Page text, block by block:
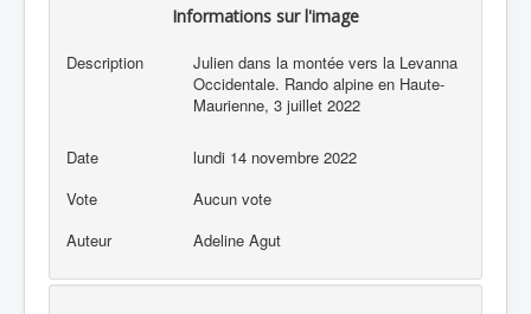
Informations sur l'image
Description
Julien dans la montée vers la Levanna
Occidentale. Rando alpine en Haute-
Maurienne, 3 juillet 2022
Date
lundi 14 novembre 2022
Vote
Aucun vote
Auteur
Adeline Agut